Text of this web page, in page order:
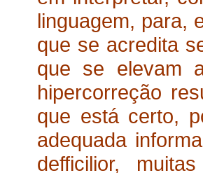
linguagem, para,
que se acredita
que se elevam
hipercorreção
que está certo,
adequada
defficilior,